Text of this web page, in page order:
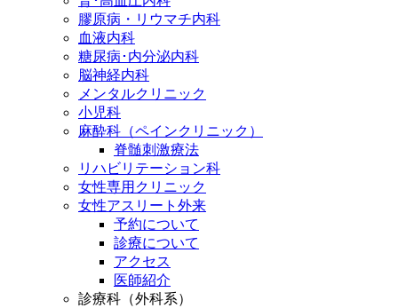
膠原病・リウマチ内科
血液内科
糖尿病･内分泌内科
脳神経内科
メンタルクリニック
小児科
麻酔科（ペインクリニック）
脊髄刺激療法
リハビリテーション科
女性専用クリニック
女性アスリート外来
予約について
診療について
アクセス
医師紹介
診療科（外科系）